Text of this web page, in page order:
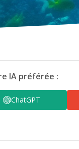
IA préférée :
ChatGPT